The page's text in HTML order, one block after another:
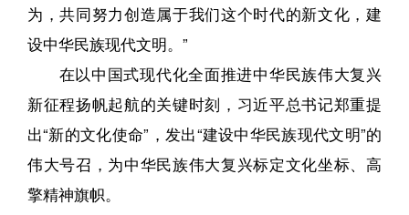
为，共同努力创造属于我们这个时代的新文化，建
设中华民族现代文明。”
在以中国式现代化全面推进中华民族伟大复兴
新征程扬帆起航的关键时刻，习近平总书记郑重提
出“新的文化使命”，发出“建设中华民族现代文明”的
伟大号召，为中华民族伟大复兴标定文化坐标、高
擎精神旗帜。